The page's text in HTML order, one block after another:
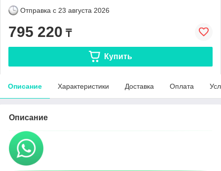
Отправка с 23 августа 2026
795 220 ₸
Купить
Описание Характеристики Доставка Оплата
Описание